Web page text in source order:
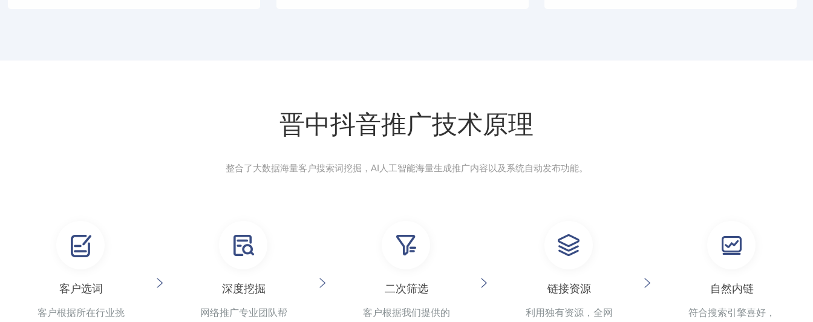
晋中抖音推广技术原理
整合了大数据海量客户搜索词挖掘，AI人工智能海量生成推广内容以及系统自动发布功能。
客户选词
客户根据所在行业挑
深度挖掘
网络推广专业团队帮
二次筛选
客户根据我们提供的
链接资源
利用独有资源，全网
自然内链
符合搜索引擎喜好，